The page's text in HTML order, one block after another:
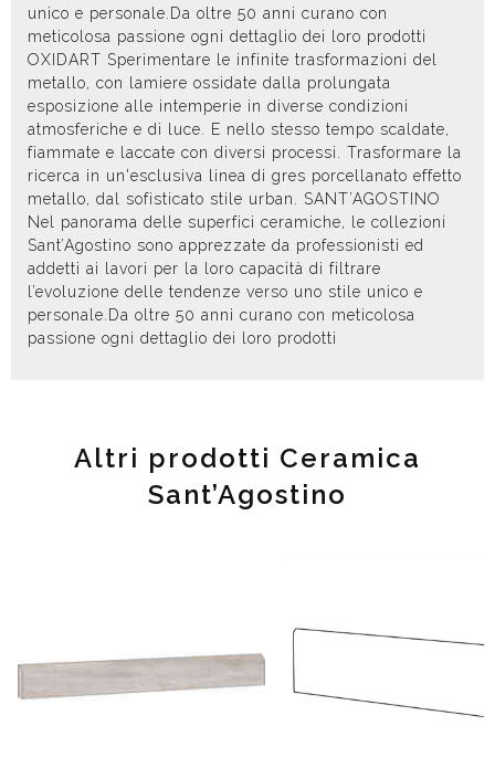
unico e personale.Da oltre 50 anni curano con
meticolosa passione ogni dettaglio dei loro prodotti
OXIDART Sperimentare le infinite trasformazioni del
metallo, con lamiere ossidate dalla prolungata
esposizione alle intemperie in diverse condizioni
atmosferiche e di luce. E nello stesso tempo scaldate,
fiammate e laccate con diversi processi. Trasformare la
ricerca in un'esclusiva linea di gres porcellanato effetto
metallo, dal sofisticato stile urban. SANT’AGOSTINO
Nel panorama delle superfici ceramiche, le collezioni
Sant’Agostino sono apprezzate da professionisti ed
addetti ai lavori per la loro capacità di filtrare
l’evoluzione delle tendenze verso uno stile unico e
personale.Da oltre 50 anni curano con meticolosa
passione ogni dettaglio dei loro prodotti
Altri prodotti Ceramica
Sant’Agostino